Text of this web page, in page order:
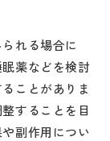
れる場合に
薬などを検討
ことがありま
することを目
副作用につい